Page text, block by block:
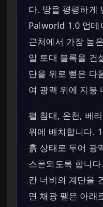
다. 땅을 평평하게
Palworld 1.0 업데
근처에서 가장 높
일 토대 블록을 건
단을 위로 뻗은 다
여 광맥 위에 지붕
팰 침대, 온천, 베
위에 배치합니다.
흙 상태로 두어 광
스폰되도록 합니
칸 너비의 계단을
면 채광 팰은 아래